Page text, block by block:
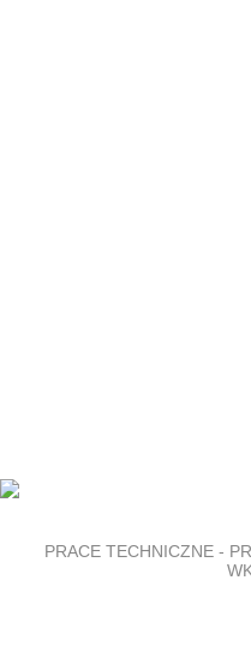
PRACE TECHNICZNE -